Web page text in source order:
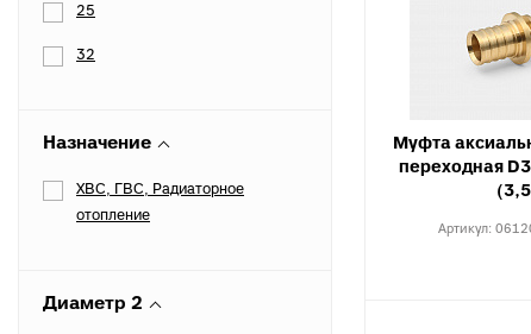
Вентиля полипропиленовые
Крепеж
25
32
Назначение
ХВС, ГВС, Радиаторное
отопление
Диаметр 2
Муфта
переходная
Артикул: